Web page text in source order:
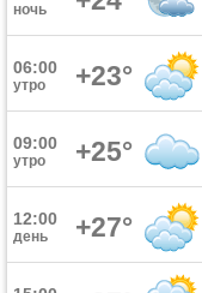
ночь
06:00
утро +23°
09:00
утро +25°
12:00
день +27°